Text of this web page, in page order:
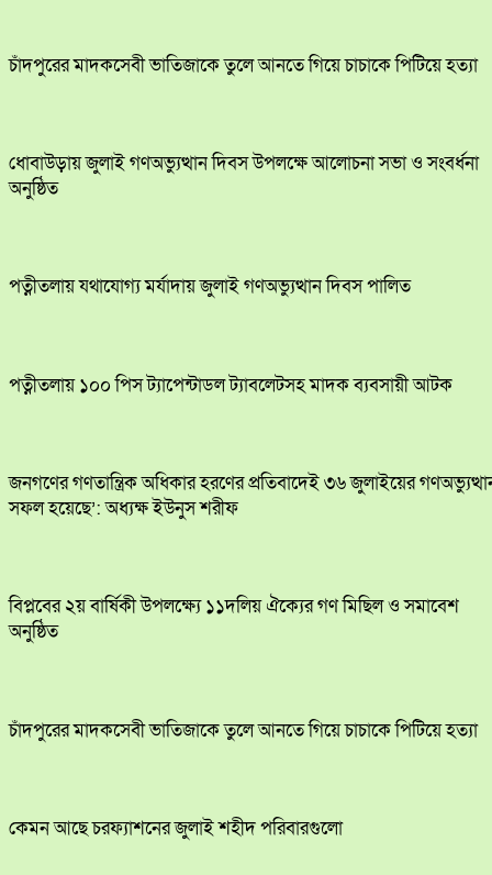
চাঁদপুরের মাদকসেবী ভাতিজাকে তুলে আনতে গিয়ে চাচাকে পিটিয়ে হত্যা
ধোবাউড়ায় জুলাই গণঅভ্যুত্থান দিবস উপলক্ষে আলোচনা সভা ও সংবর্ধনা
অনুষ্ঠিত
পত্নীতলায় যথাযোগ্য মর্যাদায় জুলাই গণঅভ্যুত্থান দিবস পালিত
পত্নীতলায় ১০০ পিস ট্যাপেন্টাডল ট্যাবলেটসহ মাদক ব্যবসায়ী আটক
জনগণের গণতান্ত্রিক অধিকার হরণের প্রতিবাদেই ৩৬ জুলাইয়ের
সফল হয়েছে’: অধ্যক্ষ ইউনুস শরীফ
বিপ্লবের ২য় বার্ষিকী উপলক্ষ্যে ১১দলিয় ঐক্যের গণ মিছিল ও সমাবেশ
অনুষ্ঠিত
চাঁদপুরের মাদকসেবী ভাতিজাকে তুলে আনতে গিয়ে চাচাকে পিটিয়ে হত্যা
কেমন আছে চরফ্যাশনের জুলাই শহীদ পরিবারগুলো